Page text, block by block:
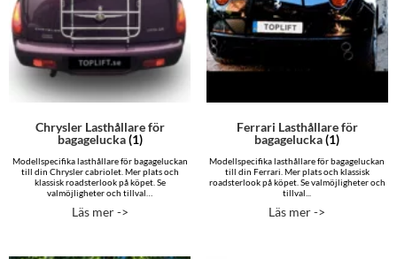
Chrysler Lasthållare för
bagagelucka(1)
Modellspecifika lasthållare för bagageluckan
till din Chrysler cabriolet. Mer plats och
klassisk roadsterlook på köpet. Se
valmöjligheter och tillval…
Läs mer ->
Ferrari Lasthållare för
bagagelucka(1)
Modellspecifika lasthållare för bagageluckan
till din Ferrari. Mer plats och klassisk
roadsterlook på köpet. Se valmöjligheter och
tillval...
Läs mer ->